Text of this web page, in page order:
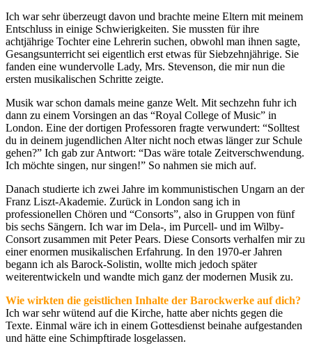
Ich war sehr überzeugt davon und brachte meine Eltern mit meinem
Entschluss in einige Schwierigkeiten. Sie mussten für ihre
achtjährige Tochter eine Lehrerin suchen, obwohl man ihnen sagte,
Gesangsunterricht sei eigentlich erst etwas für Siebzehnjährige. Sie
fanden eine wundervolle Lady, Mrs. Stevenson, die mir nun die
ersten musikalischen Schritte zeigte.
Musik war schon damals meine ganze Welt. Mit sechzehn fuhr ich
dann zu einem Vorsingen an das “Royal College of Music” in
London. Eine der dortigen Professoren fragte verwundert: “Solltest
du in deinem jugendlichen Alter nicht noch etwas länger zur Schule
gehen?” Ich gab zur Antwort: “Das wäre totale Zeitverschwendung.
Ich möchte singen, nur singen!” So nahmen sie mich auf.
Danach studierte ich zwei Jahre im kommunistischen Ungarn an der
Franz Liszt-Akademie. Zurück in London sang ich in
professionellen Chören und “Consorts”, also in Gruppen von fünf
bis sechs Sängern. Ich war im Dela-, im Purcell- und im Wilby-
Consort zusammen mit Peter Pears. Diese Consorts verhalfen mir zu
einer enormen musikalischen Erfahrung. In den 1970-er Jahren
begann ich als Barock-Solistin, wollte mich jedoch später
weiterentwickeln und wandte mich ganz der modernen Musik zu.
Wie wirkten die geistlichen Inhalte der Barockwerke auf dich?
Ich war sehr wütend auf die Kirche, hatte aber nichts gegen die
Texte. Einmal wäre ich in einem Gottesdienst beinahe aufgestanden
und hätte eine Schimpftirade losgelassen.